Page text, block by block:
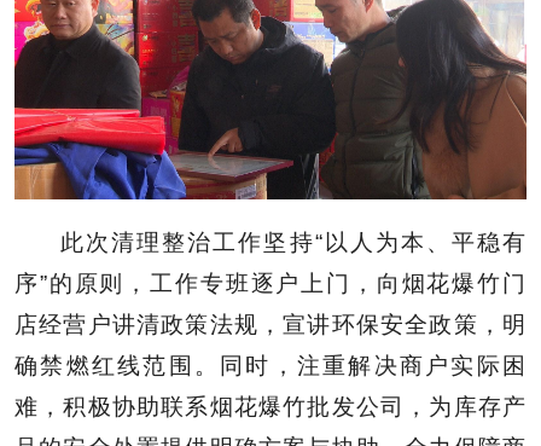
此次清理整治工作坚持“以人为本、平稳有
序”的原则，工作专班逐户上门，向烟花爆竹门
店经营户讲清政策法规，宣讲环保安全政策，明
确禁燃红线范围。同时，注重解决商户实际困
难，积极协助联系烟花爆竹批发公司，为库存产